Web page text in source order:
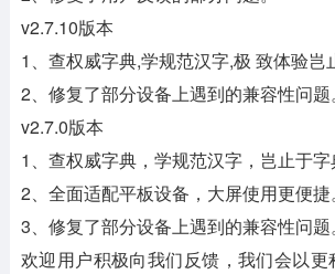
v2.7.10版本
1、查权威字典,学规范汉字,极 致体验岂
2、修复了部分设备上遇到的兼容性问题。
v2.7.0版本
1、查权威字典，学规范汉字，岂止于字
2、全面适配平板设备，大屏使用更便捷。
3、修复了部分设备上遇到的兼容性问题。
欢迎用户积极向我们反馈，我们会以